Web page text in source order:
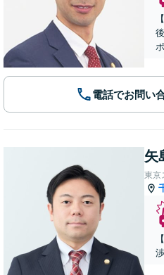
電話でお問い
矢
東京